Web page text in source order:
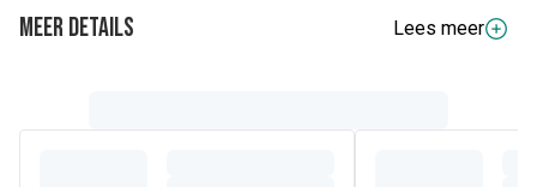
Meer details
Lees meer
versterkt ook broze en kwetsbare nagels.